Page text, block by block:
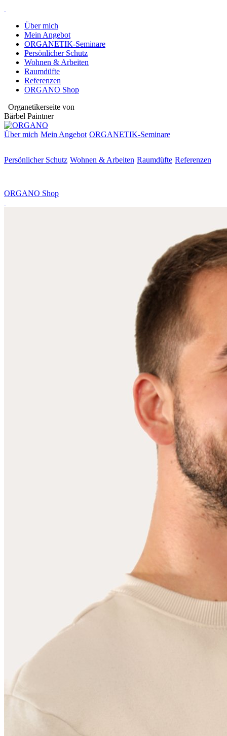
Über mich
Mein Angebot
ORGANETIK-Seminare
Persönlicher Schutz
Wohnen & Arbeiten
Raumdüfte
Referenzen
ORGANO Shop
Organetikerseite von
Bärbel Paintner
Über mich Mein Angebot ORGANETIK-Seminare
Persönlicher Schutz Wohnen & Arbeiten Raumdüfte Referenzen
ORGANO Shop